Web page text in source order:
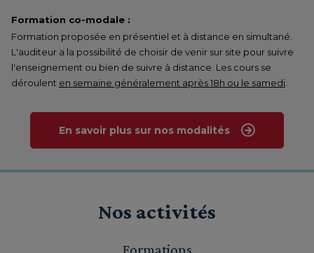
Formation co-modale :
Formation proposée en présentiel et à distance en simultané.
L'auditeur a la possibilité de choisir de venir sur site pour suivre
l'enseignement ou bien de suivre à distance. Les cours se
déroulent en semaine généralement après 18h ou le samedi
En savoir plus sur nos modalités
Nos activités
Formations